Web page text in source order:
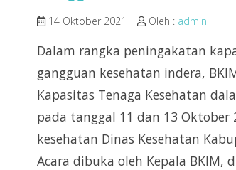
14 Oktober 2021 | Oleh : admin
Dalam rangka peningakatan
gangguan kesehatan indera,
Kapasitas Tenaga Kesehatan
pada tanggal 11 dan 13 Oktober
kesehatan Dinas Kesehatan
Acara dibuka oleh Kepala BKIM,